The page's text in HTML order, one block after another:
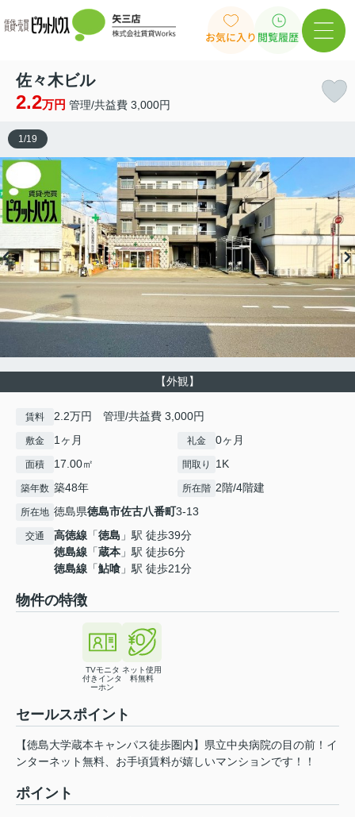
お気に入り 閲覧履歴
佐々木ビル
2.2万円 管理/共益費 3,000円
【外観】
1/19
賃料 2.2万円 管理/共益費 3,000円
敷金 1ヶ月 礼金 0ヶ月
面積 17.00㎡ 間取り 1K
築年数 築48年 所在階 2階/4階建
所在地 徳島県徳島市佐古八番町3-13
交通 高徳線 「徳島 」駅 徒歩39分
徳島線 「蔵本 」駅 徒歩6分
徳島線 「鮎喰 」駅 徒歩21分
物件の特徴
TVモニタ
付きインタ
ーホン
ネット使用
料無料
セールスポイント
【徳島大学蔵本キャンパス徒歩圏内】県立中央病院の目の前！イ
ンターネット無料、お手頃賃料が嬉しいマンションです！！
ポイント